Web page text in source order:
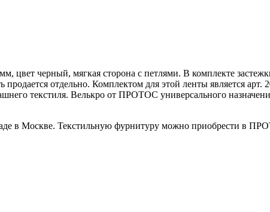
цвет черный, мягкая сторона с петлями. В комплекте
продается отдельно. Комплектом для этой ленты является
текстиля. Велькро от ПРОТОС универсального
в Москве. Текстильную фурнитуру можно приобрести в